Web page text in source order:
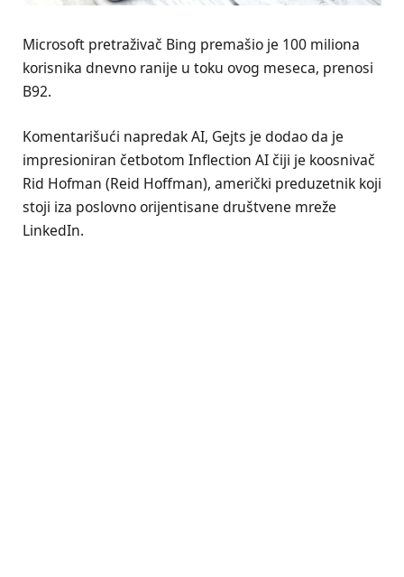
Microsoft pretraživač Bing premašio je 100 miliona
korisnika dnevno ranije u toku ovog meseca, prenosi
B92.
Komentarišući napredak AI, Gejts je dodao da je
impresioniran četbotom Inflection AI čiji je koosnivač
Rid Hofman (Reid Hoffman), američki preduzetnik koji
stoji iza poslovno orijentisane društvene mreže
LinkedIn.